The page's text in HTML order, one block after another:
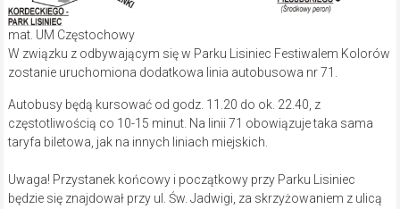
mat. UM Częstochowy
W związku z odbywającym się w Parku Lisiniec Festiwalem Kolorów
zostanie uruchomiona dodatkowa linia autobusowa nr 71.
Autobusy będą kursować od godz. 11.20 do ok. 22.40, z
częstotliwością co 10-15 minut. Na linii 71 obowiązuje taka sama
taryfa biletowa, jak na innych liniach miejskich.
Uwaga! Przystanek końcowy i początkowy przy Parku Lisiniec
będzie się znajdował przy ul. Św. Jadwigi, za skrzyżowaniem z ulicą